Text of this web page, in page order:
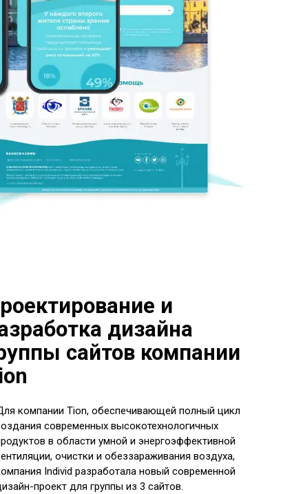
и
дизайна
сайтов компании
компании Tion, обеспечивающей полный цикл
современных высокотехнологичных
в области умной и энергоэффективной
очистки и обеззараживания воздуха,
Individ разработала новый современной
проект для группы из 3 сайтов.